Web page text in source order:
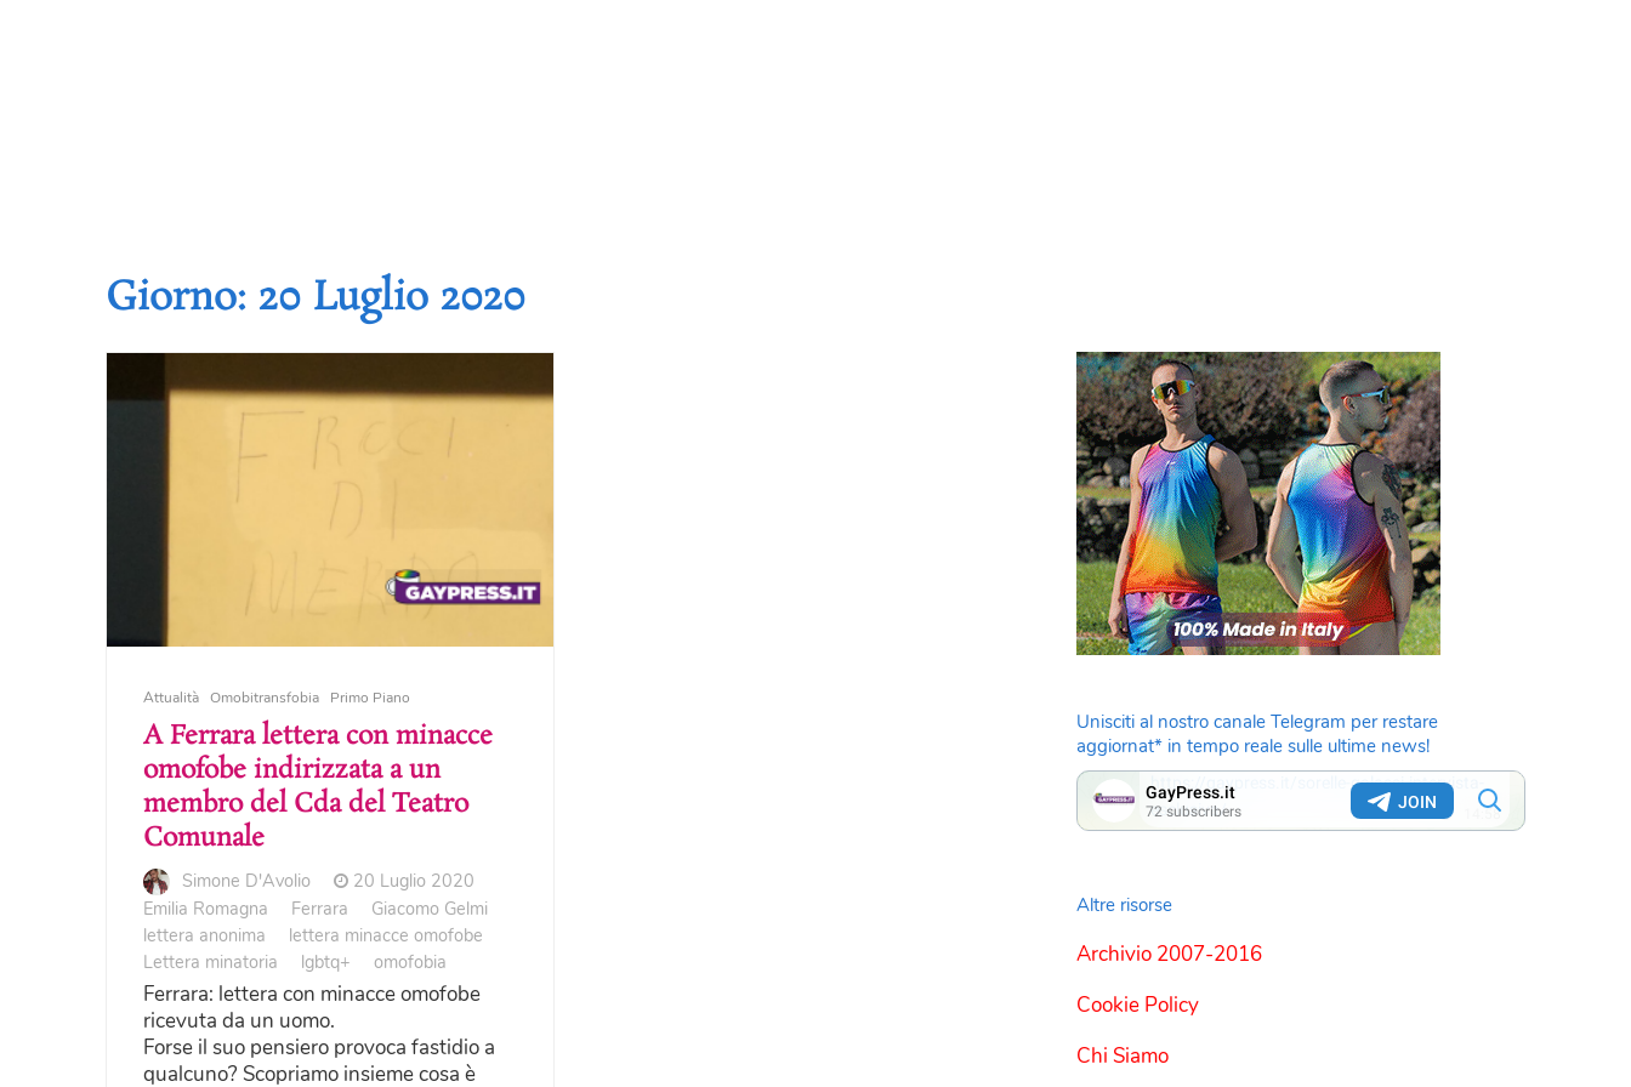
Giorno: 20 Luglio 2020
Attualità Omobitransfobia Primo Piano
A Ferrara lettera con minacce
omofobe indirizzata a un
membro del Cda del Teatro
Comunale
Simone D'Avolio
20 Luglio 2020
Emilia Romagna
Ferrara
Giacomo Gelmi
lettera anonima
lettera minacce omofobe
Lettera minatoria
lgbtq+ omofobia
Ferrara: lettera con minacce omofobe
ricevuta da un uomo.
Forse il suo pensiero provoca fastidio a
qualcuno? Scopriamo insieme cosa è
Unisciti al nostro canale Telegram per restare
aggiornat* in tempo reale sulle ultime news!
Altre risorse
Archivio 2007-2016
Cookie Policy
Chi Siamo